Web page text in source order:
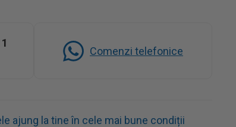
Comenzi telefonice
ajung la tine în cele mai bune condiții